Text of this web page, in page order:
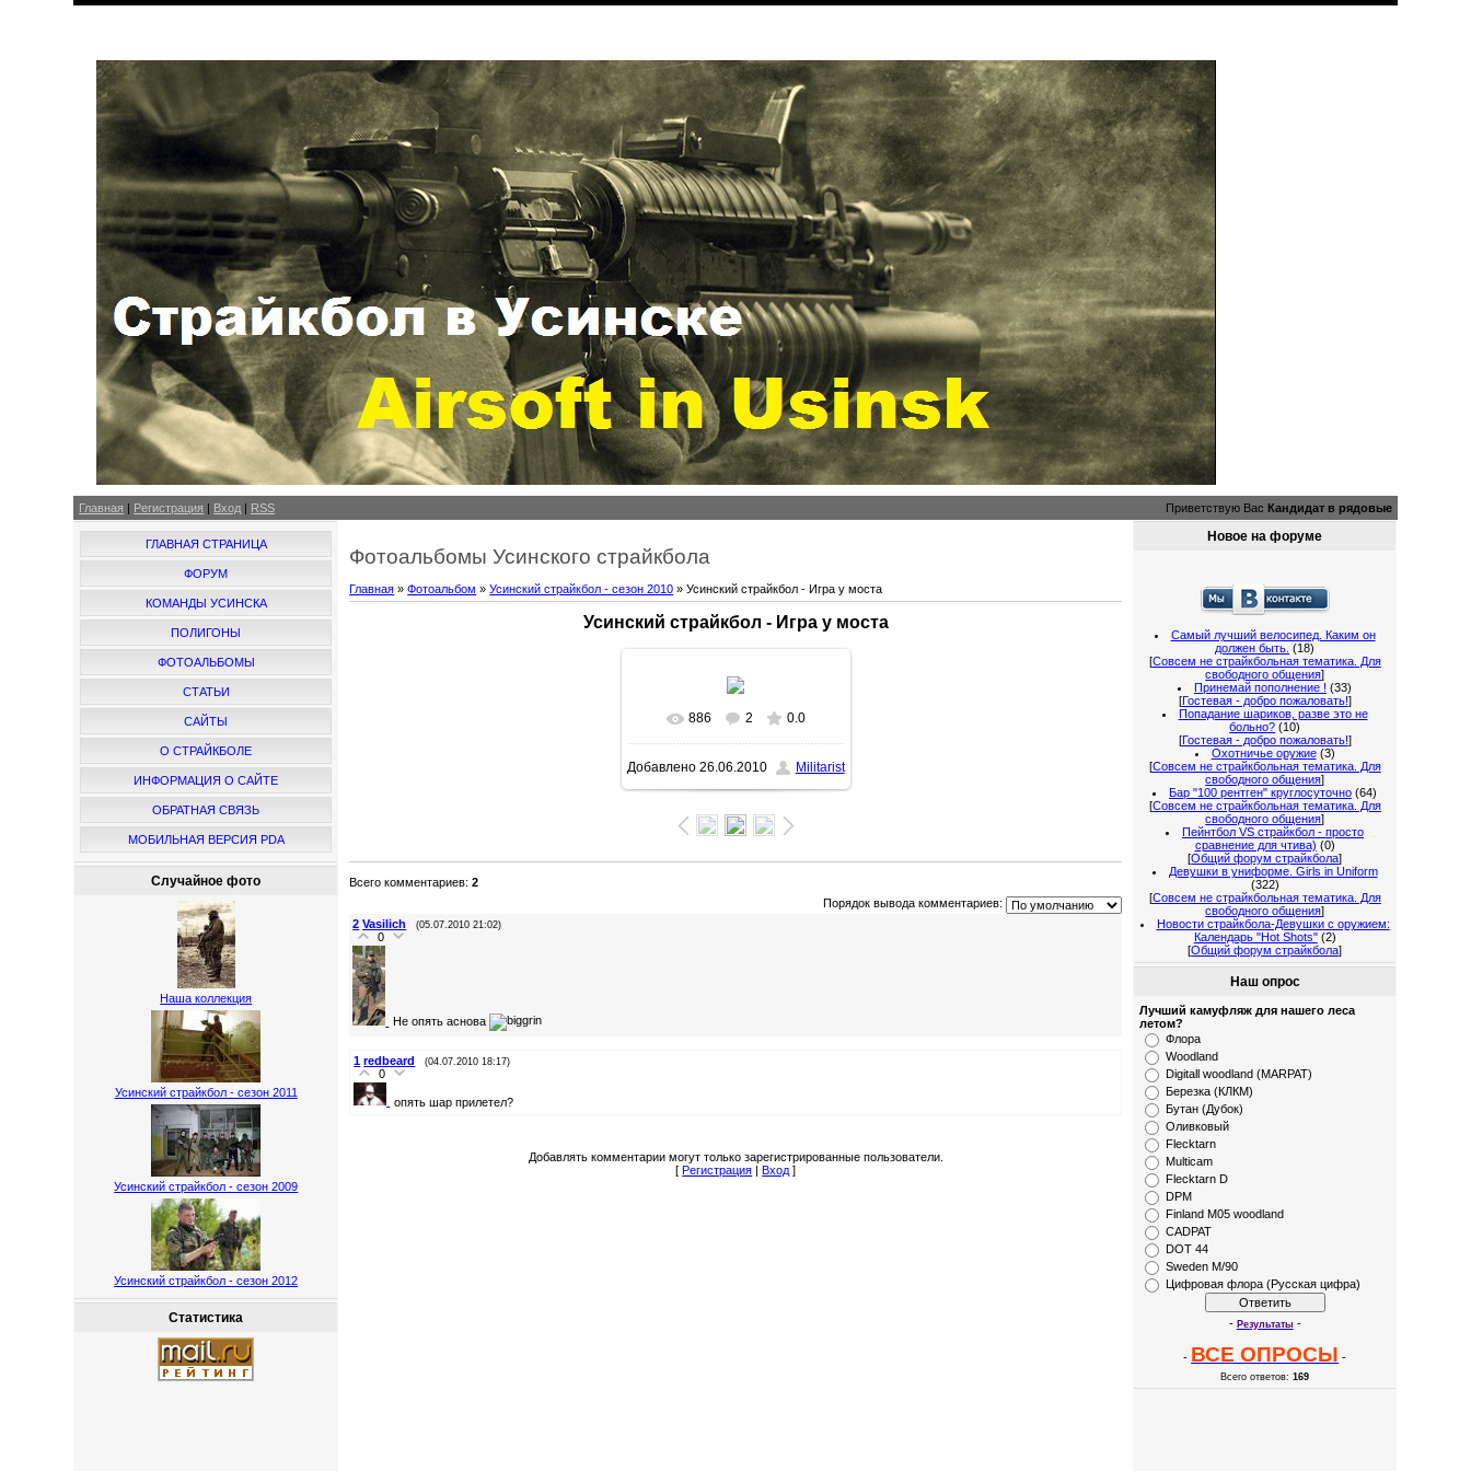
Главная | Регистрация | Вход | RSS Приветствую Вас Кандидат в рядовые
ГЛАВНАЯ СТРАНИЦА
ФОРУМ
КОМАНДЫ УСИНСКА
ПОЛИГОНЫ
ФОТОАЛЬБОМЫ
СТАТЬИ
САЙТЫ
О СТРАЙКБОЛЕ
ИНФОРМАЦИЯ О САЙТЕ
ОБРАТНАЯ СВЯЗЬ
МОБИЛЬНАЯ ВЕРСИЯ PDA
Случайное фото
Наша коллекция
Усинский страйкбол - сезон 2011
Усинский страйкбол - сезон 2009
Усинский страйкбол - сезон 2012
Статистика
Фотоальбомы Усинского страйкбола
Главная »Фотоальбом »Усинский страйкбол - сезон 2010 » Усинский страйкбол - Игра у моста
Усинский страйкбол - Игра у моста
886 2 0.0
Добавлено26.06.2010 Militarist
Всего комментариев:2
Порядок вывода комментариев:
2 Vasilich (05.07.2010 21:02)
0
Не опять аснова
1 redbeard (04.07.2010 18:17)
0
опять шар прилетел?
Добавлять комментарии могут только зарегистрированные пользователи.
[Регистрация |Вход ]
Новое на форуме
Самый лучший велосипед. Каким он
должен быть. (18)
[Совсем не страйкбольная тематика. Для
свободного общения]
Принемай пополнение ! (33)
[Гостевая - добро пожаловать!]
Попадание шариков, разве это не
больно? (10)
[Гостевая - добро пожаловать!]
Охотничье оружие (3)
[Совсем не страйкбольная тематика. Для
свободного общения]
Бар "100 рентген" круглосуточно (64)
[Совсем не страйкбольная тематика. Для
свободного общения]
Пейнтбол VS страйкбол - просто
сравнение для чтива) (0)
[Общий форум страйкбола]
Девушки в униформе. Girls in Uniform
(322)
[Совсем не страйкбольная тематика. Для
свободного общения]
Новости страйкбола-Девушки с оружием:
Календарь "Hot Shots" (2)
[Общий форум страйкбола]
Наш опрос
Лучший камуфляж для нашего леса
летом?
Флора
Woodland
Digitall woodland (MARPAT)
Березка (КЛКМ)
Бутан (Дубок)
Оливковый
Flecktarn
Multicam
Flecktarn D
DPM
Finland M05 woodland
CADPAT
DOT 44
Sweden M/90
Цифровая флора (Русская цифра)
- Результаты -
- ВСЕ ОПРОСЫ -
Всего ответов:169